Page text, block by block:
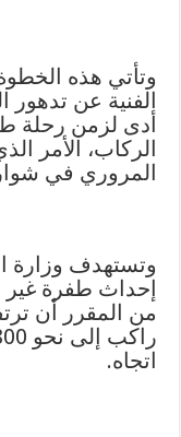
وتأتي هذه
الفنية عن تدهور
أدى لزمن رحلة
الركاب، الأمر
المروري في
وتستهدف وزارة
إحداث طفرة غير
اتجاه.